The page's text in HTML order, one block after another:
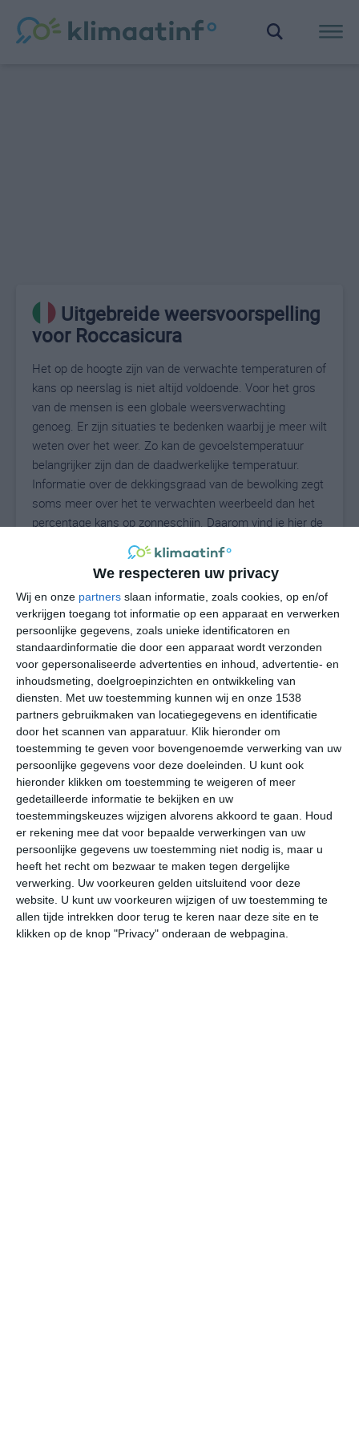
We respecteren uw privacy
Wij en onze partners slaan informatie, zoals cookies, op en/of
verkrijgen toegang tot informatie op een apparaat en verwerken
persoonlijke gegevens, zoals unieke identificatoren en
standaardinformatie die door een apparaat wordt verzonden
voor gepersonaliseerde advertenties en inhoud, advertentie- en
inhoudsmeting, doelgroepinzichten en ontwikkeling van
diensten.
Met uw toestemming kunnen wij en onze 1538
partners gebruikmaken van locatiegegevens en identificatie
door het scannen van apparatuur. Klik hieronder om
toestemming te geven voor bovengenoemde verwerking van uw
persoonlijke gegevens voor deze doeleinden. U kunt ook
hieronder klikken om toestemming te weigeren of meer
gedetailleerde informatie te bekijken en uw
toestemmingskeuzes wijzigen alvorens akkoord te gaan.
Houd
er rekening mee dat voor bepaalde verwerkingen van uw
persoonlijke gegevens uw toestemming niet nodig is, maar u
heeft het recht om bezwaar te maken tegen dergelijke
verwerking. Uw voorkeuren gelden uitsluitend voor deze
website. U kunt uw voorkeuren wijzigen of uw toestemming te
allen tijde intrekken door terug te keren naar deze site en te
klikken op de knop "Privacy" onderaan de webpagina.
Uitgebreide weersvoorspelling
voor Roccasicura
Het op de hoogte zijn van de verwachte temperaturen of
kans op neerslag is niet altijd voldoende. Voor het gros
van de mensen is een globale weersverwachting
genoeg. Er zijn situaties te bedenken waarbij je meer wilt
weten over het weer. Zo kan de gevoelstemperatuur
belangrijker zijn dan de daadwerkelijke temperatuur.
Informatie over de dekkingsgraad van de bewolking zegt
soms meer over het te verwachten weerbeeld dan het
percentage kans op zonneschijn. Daarom vind je hier de
uitgebreide weersvoorspelling voor Roccasicura.
23°C
za
29°
zo ma
33° 18°
di
33° 18°
19°C 18°C 23°C
02:00 05:00 08:00 11:00 14:00
02:00 05:00 08:00 11:00 14:00